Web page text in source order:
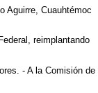
Aguirre, Cuauhtémoc
reimplantando
- A la Comisión de